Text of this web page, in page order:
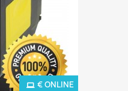
€ ONLINE